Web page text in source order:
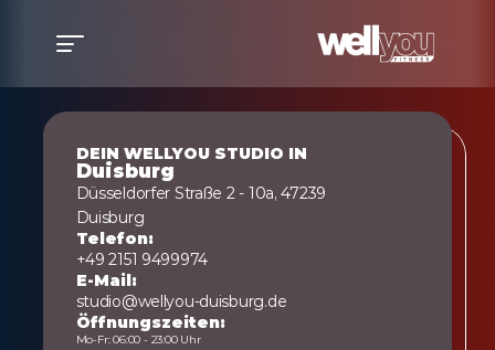
DEIN WELLYOU STUDIO IN
Duisburg
Düsseldorfer Straße 2 - 10a, 47239
Duisburg
Telefon:
+49 2151 9499974
E-Mail:
studio@wellyou-duisburg.de
Öffnungszeiten:
Mo-Fr: 06:00 - 23:00 Uhr